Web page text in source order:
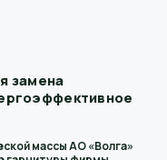
замена
массы АО «Волга»